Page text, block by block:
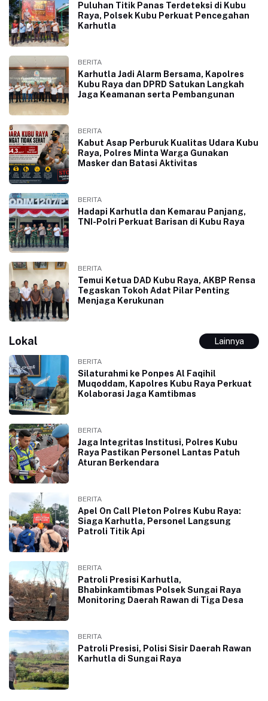
Puluhan Titik Panas Terdeteksi di Kubu
Raya, Polsek Kubu Perkuat Pencegahan
Karhutla
BERITA
Karhutla Jadi Alarm Bersama, Kapolres
Kubu Raya dan DPRD Satukan Langkah
Jaga Keamanan serta Pembangunan
BERITA
Kabut Asap Perburuk Kualitas Udara Kubu
Raya, Polres Minta Warga Gunakan
Masker dan Batasi Aktivitas
BERITA
Hadapi Karhutla dan Kemarau Panjang,
TNI-Polri Perkuat Barisan di Kubu Raya
BERITA
Temui Ketua DAD Kubu Raya, AKBP Rensa
Tegaskan Tokoh Adat Pilar Penting
Menjaga Kerukunan
Lokal Lainnya
BERITA
Silaturahmi ke Ponpes Al Faqihil
Muqoddam, Kapolres Kubu Raya Perkuat
Kolaborasi Jaga Kamtibmas
BERITA
Jaga Integritas Institusi, Polres Kubu
Raya Pastikan Personel Lantas Patuh
Aturan Berkendara
BERITA
Apel On Call Pleton Polres Kubu Raya:
Siaga Karhutla, Personel Langsung
Patroli Titik Api
BERITA
Patroli Presisi Karhutla,
Bhabinkamtibmas Polsek Sungai Raya
Monitoring Daerah Rawan di Tiga Desa
BERITA
Patroli Presisi, Polisi Sisir Daerah Rawan
Karhutla di Sungai Raya